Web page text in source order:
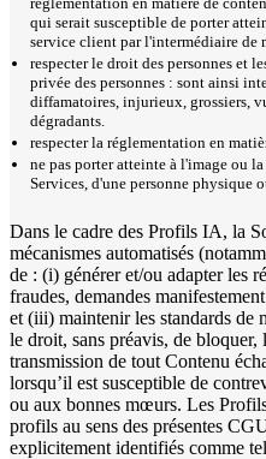
qui serait susceptible de porter
service client par l'intermédiaire de
respecter le droit des personnes et
privée des personnes : sont ainsi
diffamatoires, injurieux, grossiers,
dégradants.
respecter la réglementation en
ne pas porter atteinte à l'image ou
Services, d'une personne physique
Dans le cadre des Profils IA, la
mécanismes automatisés
de : (i) générer et/ou adapter les
fraudes, demandes
et (iii) maintenir les standards de
le droit, sans préavis, de
transmission de tout Contenu
lorsqu’il est susceptible de
ou aux bonnes mœurs. Les
profils au sens des présentes
explicitement identifiés comme